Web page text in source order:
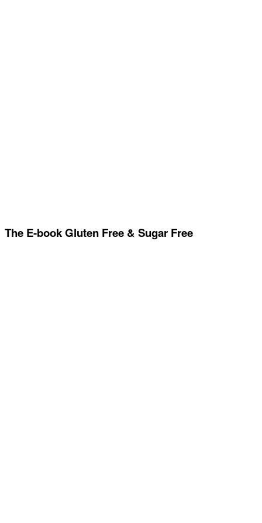
The E-book Gluten Free & Sugar Free